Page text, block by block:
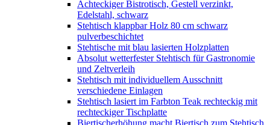
Achteckiger Bistrotisch, Gestell verzinkt,
Edelstahl, schwarz
Stehtisch klappbar Holz 80 cm schwarz
pulverbeschichtet
Stehtische mit blau lasierten Holzplatten
Absolut wetterfester Stehtisch für Gastronomie
und Zeltverleih
Stehtisch mit individuellem Ausschnitt
verschiedene Einlagen
Stehtisch lasiert im Farbton Teak rechteckig mit
rechteckiger Tischplatte
Biertischerhöhung macht Biertisch zum Stehtisch